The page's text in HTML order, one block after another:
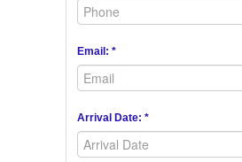
Email: *
Arrival Date: *